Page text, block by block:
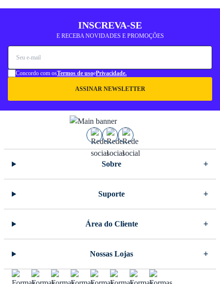
INSCREVA-SE
E RECEBA NOVIDADES E PROMOÇÕES
Concordo com osTermos de usoePrivacidade.
ASSINAR NEWSLETTER
Sobre
Suporte
Área do Cliente
Nossas Lojas